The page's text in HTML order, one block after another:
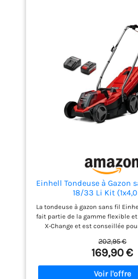
assurent une coupe nette et
supplémentaireest fournie pour
Hauteur de coupe réglable sur 5
facilement la hauteur de coupe
selon vos besoins, pour un
entretenu en toutes saisons.
mulching ou ramassage 35 L:
mode mulching pour fertiliser
pelouse ou le ramassage dans
capacité de 35 L, réduisant la
et améliorant votre
Einhell Tondeuse à Gazon
18/33 Li Kit
La tondeuse à gazon sans fil
fait partie de la gamme flexible
X-Change et est conseillée
4,0 Ah Power X-Change La
fonctionne avec une batterie 18
Power X-Change, très pratique.
Power X-Change étant
202,95 €
169,90 €